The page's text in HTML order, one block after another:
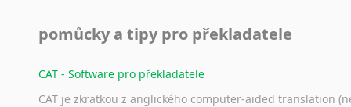
pomůcky a tipy pro překladatele
CAT - Software pro překladatele
CAT je zkratkou z anglického computer-aided translation